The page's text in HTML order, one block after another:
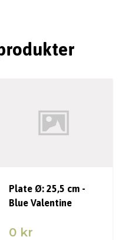
Plate Ø: 25,5 cm -
Blue Valentine
0 kr